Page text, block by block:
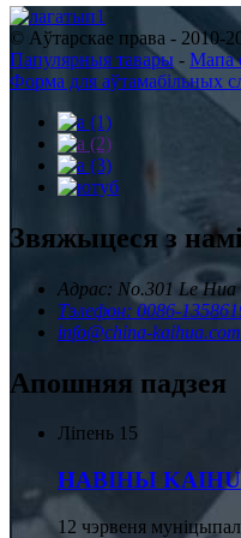
© Аўтарскае права - 2010-
Папулярныя тавары - Мапа
Форма для аўтамабільных
Звяжыцеся з намі
Адрас: No.301 Le
Тэлефон: 0086-
info@china-kaihua.com
Апошняя падзея
Ліпень 15
НАВІНЫ
12 чэрвеня